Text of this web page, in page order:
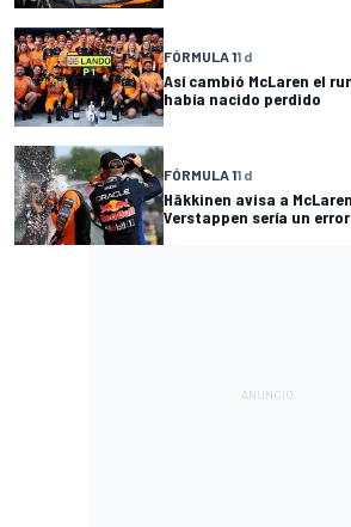
FÓRMULA 11 d
Así cambió McLaren el
había nacido perdido
FÓRMULA 11 d
Häkkinen avisa a
Verstappen sería un error